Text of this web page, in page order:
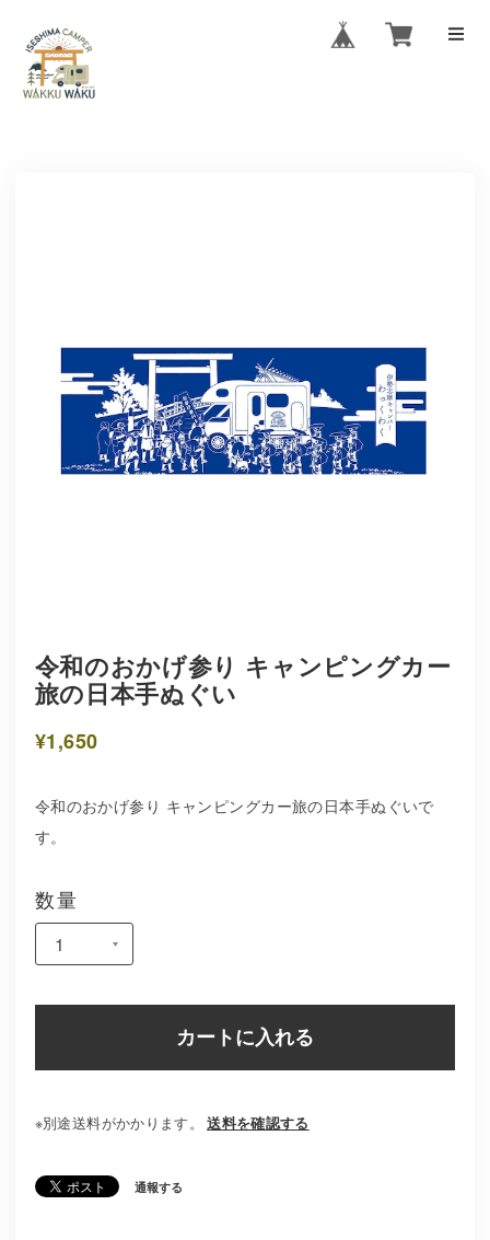
令和のおかげ参り キャンピングカー
旅の日本手ぬぐい
¥1,650
令和のおかげ参り キャンピングカー旅の日本手ぬぐいで
す。
数量
カートに入れる
※別途送料がかかります。 送料を確認する
通報する